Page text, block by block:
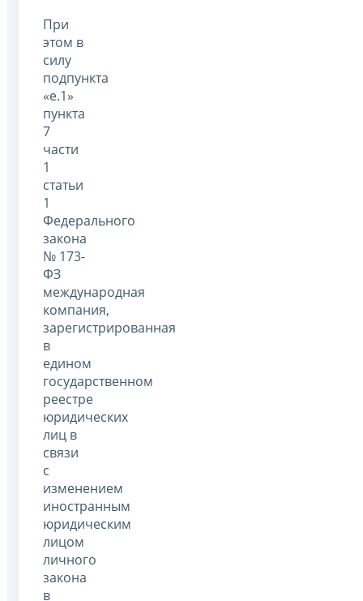
При
этом в
силу
подпункта
«е.1»
пункта
7
части
1
статьи
1
Федерального
закона
№ 173-
ФЗ
международная
компания,
зарегистрированная
в
едином
государственном
реестре
юридических
лиц в
связи
с
изменением
иностранным
юридическим
лицом
личного
закона
в